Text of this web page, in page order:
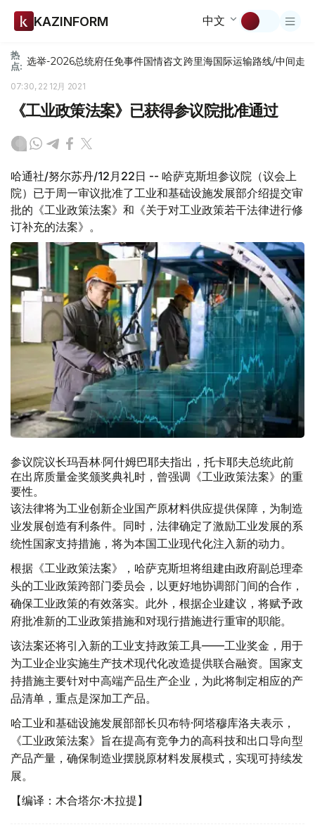
KAZINFORM 中文
热
点: 选举-2026总统府任免事件国情咨文跨里海国际运输路线/中间走廊
07:30, 22 12月 2021
《工业政策法案》已获得参议院批准通过
哈通社/努尔苏丹/12月22日 -- 哈萨克斯坦参议院（议会上
院）已于周一审议批准了工业和基础设施发展部介绍提交审
批的《工业政策法案》和《关于对工业政策若干法律进行修
订补充的法案》。
参议院议长玛吾林·阿什姆巴耶夫指出，托卡耶夫总统此前
在出席质量金奖颁奖典礼时，曾强调《工业政策法案》的重
要性。
该法律将为工业创新企业国产原材料供应提供保障，为制造
业发展创造有利条件。同时，法律确定了激励工业发展的系
统性国家支持措施，将为本国工业现代化注入新的动力。
根据《工业政策法案》，哈萨克斯坦将组建由政府副总理牵
头的工业政策跨部门委员会，以更好地协调部门间的合作，
确保工业政策的有效落实。此外，根据企业建议，将赋予政
府批准新的工业政策措施和对现行措施进行重审的职能。
该法案还将引入新的工业支持政策工具——工业奖金，用于
为工业企业实施生产技术现代化改造提供联合融资。国家支
持措施主要针对中高端产品生产企业，为此将制定相应的产
品清单，重点是深加工产品。
哈工业和基础设施发展部部长贝布特·阿塔穆库洛夫表示，
《工业政策法案》旨在提高有竞争力的高科技和出口导向型
产品产量，确保制造业摆脱原材料发展模式，实现可持续发
展。
【编译：木合塔尔·木拉提】